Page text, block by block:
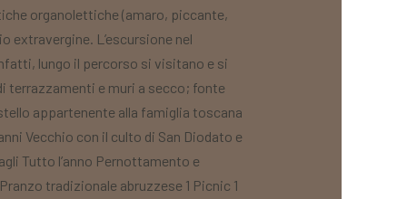
organolettiche (amaro, piccante,
L’escursione nel
lungo il percorso si visitano e si
terrazzamenti e muri a secco; fonte
appartenente alla famiglia toscana
Vecchio con il culto di San Diodato e
Tutto l’anno Pernottamento e
tradizionale abruzzese 1 Picnic 1